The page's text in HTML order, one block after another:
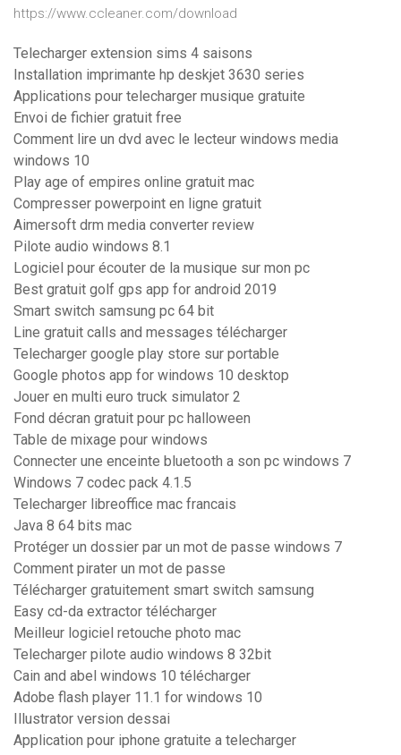
https://www.ccleaner.com/download
Telecharger extension sims 4 saisons
Installation imprimante hp deskjet 3630 series
Applications pour telecharger musique gratuite
Envoi de fichier gratuit free
Comment lire un dvd avec le lecteur windows media
windows 10
Play age of empires online gratuit mac
Compresser powerpoint en ligne gratuit
Aimersoft drm media converter review
Pilote audio windows 8.1
Logiciel pour écouter de la musique sur mon pc
Best gratuit golf gps app for android 2019
Smart switch samsung pc 64 bit
Line gratuit calls and messages télécharger
Telecharger google play store sur portable
Google photos app for windows 10 desktop
Jouer en multi euro truck simulator 2
Fond décran gratuit pour pc halloween
Table de mixage pour windows
Connecter une enceinte bluetooth a son pc windows 7
Windows 7 codec pack 4.1.5
Telecharger libreoffice mac francais
Java 8 64 bits mac
Protéger un dossier par un mot de passe windows 7
Comment pirater un mot de passe
Télécharger gratuitement smart switch samsung
Easy cd-da extractor télécharger
Meilleur logiciel retouche photo mac
Telecharger pilote audio windows 8 32bit
Cain and abel windows 10 télécharger
Adobe flash player 11.1 for windows 10
Illustrator version dessai
Application pour iphone gratuite a telecharger